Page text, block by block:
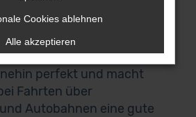
ließe sich eher von gut
Modellen zu einem enorm
sprechen. Für den
Augsburg eignet sich
perfekt und macht
Fahrten über
Autobahnen eine gute
Cookies ablehnen
Alle akzeptieren